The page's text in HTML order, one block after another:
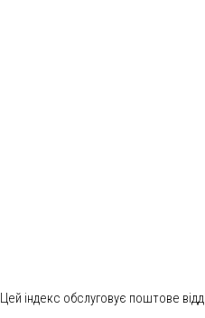
Цей індекс обслуговує поштове